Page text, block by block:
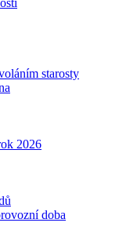
starosty
2026
doba